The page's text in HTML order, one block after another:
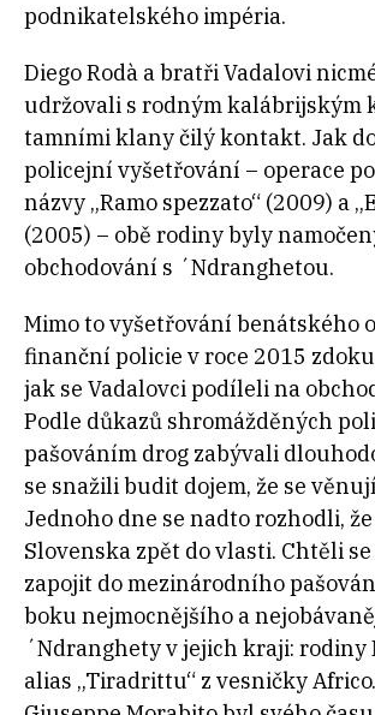
podnikatelského impéria.
Diego Rodà a bratři Vadalovi
udržovali s rodným kalábrijským
tamními klany čilý kontakt. Jak
policejní vyšetřování – operace
názvy „Ramo spezzato“ (2009) a
(2005) – obě rodiny byly
obchodování s ´Ndranghetou.
Mimo to vyšetřování benátského
finanční policie v roce 2015
jak se Vadalovci podíleli na
Podle důkazů shromážděných
pašováním drog zabývali
se snažili budit dojem, že se
Jednoho dne se nadto rozhodli,
Slovenska zpět do vlasti. Chtěli
zapojit do mezinárodního
boku nejmocnějšího a
´Ndranghety v jejich kraji: rodiny
alias „Tiradrittu“ z vesničky